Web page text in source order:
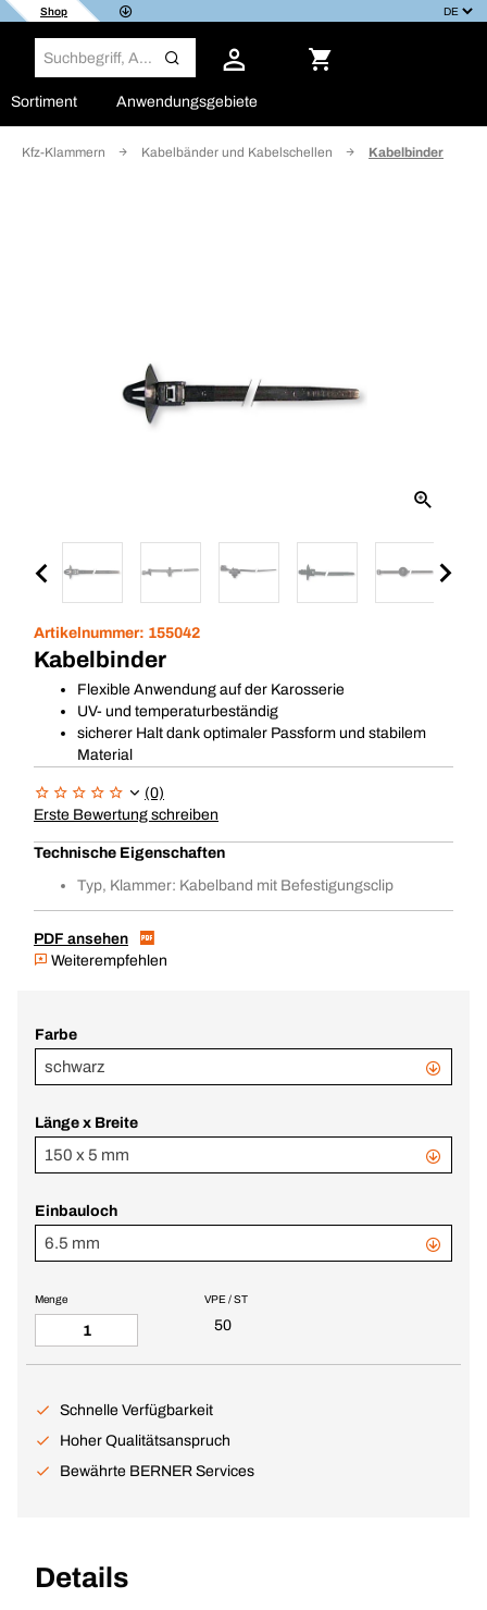
Shop
Sortiment Anwendungsgebiete
Kfz-Klammern Kabelbänder und Kabelschellen Kabelbinder
Artikelnummer: 155042
Kabelbinder
Flexible Anwendung auf der Karosserie
UV- und temperaturbeständig
sicherer Halt dank optimaler Passform und stabilem
Material
(0)
Erste Bewertung schreiben
Technische Eigenschaften
Typ, Klammer: Kabelband mit Befestigungsclip
PDF ansehen
Weiterempfehlen
Farbe
schwarz
Länge x Breite
150 x 5 mm
Einbauloch
6.5 mm
VPE / ST
50
Menge
Schnelle Verfügbarkeit
Hoher Qualitätsanspruch
Bewährte BERNER Services
Details